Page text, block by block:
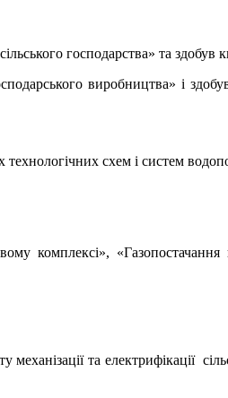
господарства» та здобув
виробництва» і
схем і систем
комплексі»,
та електрифікації